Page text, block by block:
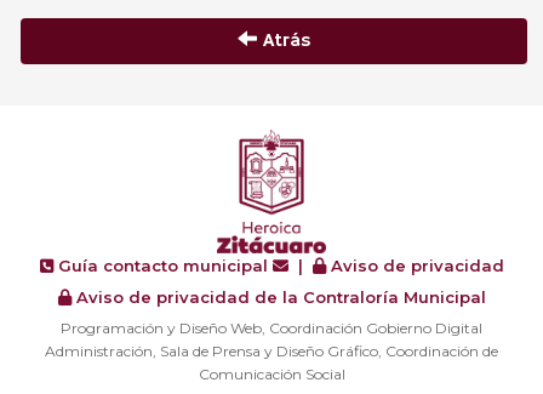
Atrás
Guía contacto municipal |
Aviso de privacidad
Aviso de privacidad de la Contraloría Municipal
Programación y Diseño Web, Coordinación Gobierno Digital
Administración, Sala de Prensa y Diseño Gráfico, Coordinación de
Comunicación Social